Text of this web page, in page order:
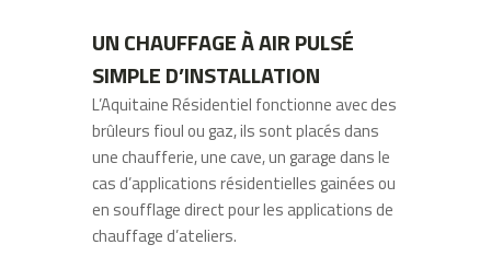
UN CHAUFFAGE À AIR PULSÉ
SIMPLE D’INSTALLATION
L’Aquitaine Résidentiel fonctionne avec des
brûleurs fioul ou gaz, ils sont placés dans
une chaufferie, une cave, un garage dans le
cas d’applications résidentielles gainées ou
en soufflage direct pour les applications de
chauffage d’ateliers.